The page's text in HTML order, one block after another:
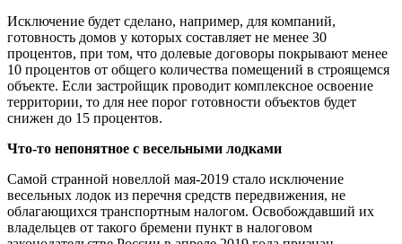
Исключение будет сделано, например, для компаний,
готовность домов у которых составляет не менее 30
процентов, при том, что долевые договоры покрывают менее
10 процентов от общего количества помещений в строящемся
объекте. Если застройщик проводит комплексное освоение
территории, то для нее порог готовности объектов будет
снижен до 15 процентов.
Что-то непонятное с весельными лодками
Самой странной новеллой мая-2019 стало исключение
весельных лодок из перечня средств передвижения, не
облагающихся транспортным налогом. Освобождавший их
владельцев от такого бремени пункт в налоговом